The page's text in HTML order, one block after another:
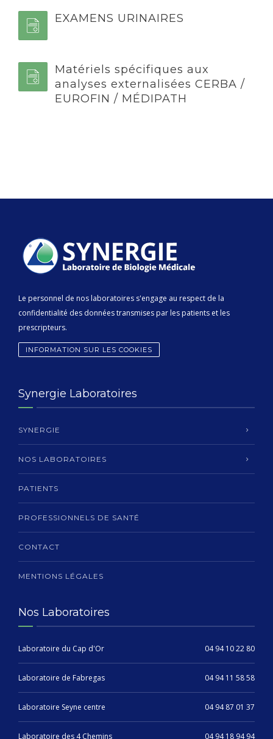
EXAMENS URINAIRES
Matériels spécifiques aux
analyses externalisées CERBA /
EUROFIN / MÉDIPATH
Le personnel de nos laboratoires s'engage au respect de la
confidentialité des données transmises par les patients et les
prescripteurs.
INFORMATION SUR LES COOKIES
Synergie Laboratoires
SYNERGIE
NOS LABORATOIRES
PATIENTS
PROFESSIONNELS DE SANTÉ
CONTACT
MENTIONS LÉGALES
Nos Laboratoires
Laboratoire du Cap d'Or 04 94 10 22 80
Laboratoire de Fabregas 04 94 11 58 58
Laboratoire Seyne centre 04 94 87 01 37
Laboratoire des 4 Chemins 04 94 18 94 94